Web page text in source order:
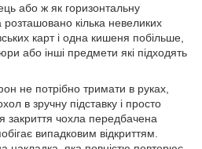
або ж як горизонтальну
розташовано кілька невеликих
карт і одна кишеня побільше,
або інші предмети які підходять
не потрібно тримати в руках,
в зручну підставку і просто
закриття чохла передбачена
випадковим відкриттям.